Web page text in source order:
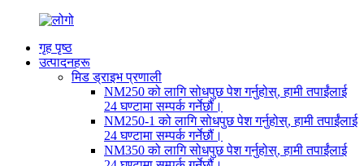
गृह पृष्ठ
उत्पादनहरू
मिड ड्राइभ प्रणाली
NM250 को लागि सोधपुछ पेश गर्नुहोस्, हामी तपाईंलाई
24 घण्टामा सम्पर्क गर्नेछौं।
NM250-1 को लागि सोधपुछ पेश गर्नुहोस्, हामी तपाईंलाई
24 घण्टामा सम्पर्क गर्नेछौं।
NM350 को लागि सोधपुछ पेश गर्नुहोस्, हामी तपाईंलाई